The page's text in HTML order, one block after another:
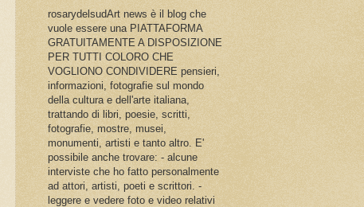
rosarydelsudArt news è il blog che
vuole essere una PIATTAFORMA
GRATUITAMENTE A DISPOSIZIONE
PER TUTTI COLORO CHE
VOGLIONO CONDIVIDERE pensieri,
informazioni, fotografie sul mondo
della cultura e dell'arte italiana,
trattando di libri, poesie, scritti,
fotografie, mostre, musei,
monumenti, artisti e tanto altro. E'
possibile anche trovare: - alcune
interviste che ho fatto personalmente
ad attori, artisti, poeti e scrittori. -
leggere e vedere foto e video relativi